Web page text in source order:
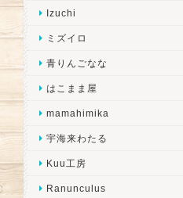
Izuchi
ミズイロ
青りんごなな
はこまま屋
mamahimika
宇海来わたる
Kuu工房
Ranunculus